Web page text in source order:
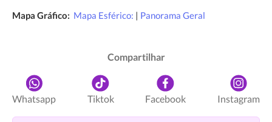
Mapa Gráfico: Mapa Esférico: | Panorama Geral
Compartilhar
Whatsapp Tiktok Facebook Instagram